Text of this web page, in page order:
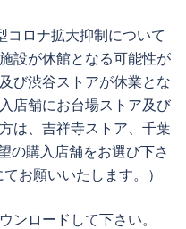
コロナ拡大抑制について
設が休館となる可能性が
び渋谷ストアが休業とな
店舗にお台場ストア及び
は、吉祥寺ストア、千葉
の購入店舗をお選び下さ
お願いいたします。）
ンロードして下さい。